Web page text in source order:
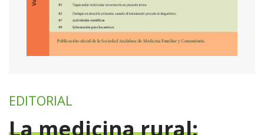
EDITORIAL
La medicina rural: